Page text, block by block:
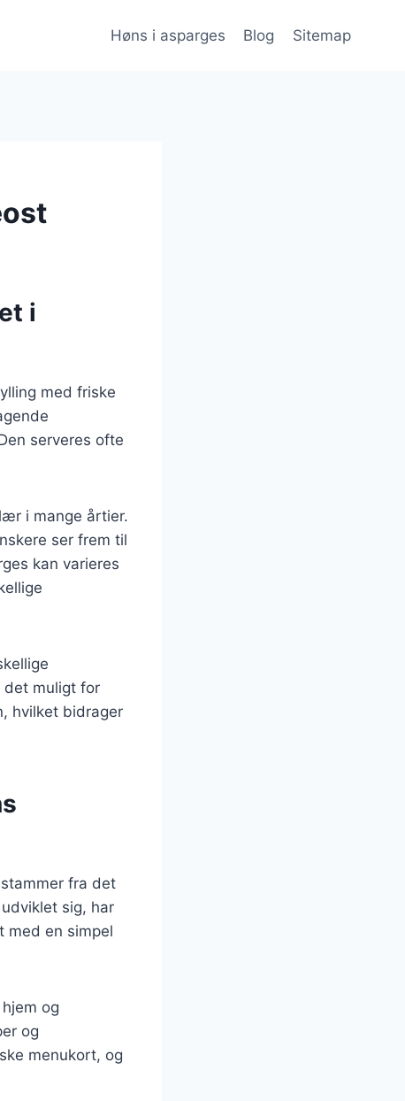
Høns i asparges Blog Sitemap
i
med friske
serveres ofte
i mange årtier.
ser frem til
kan varieres
det muligt for
hvilket bidrager
fra det
sig, har
med en simpel
og
og
menukort, og